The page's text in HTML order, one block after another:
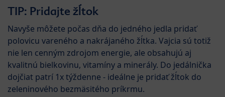
TIP: Pridajte žĺtok
Navyše môžete počas dňa do jedného jedla pridať
polovicu vareného a nakrájaného žĺtka. Vajcia sú totiž
nie len cenným zdrojom energie, ale obsahujú aj
kvalitnú bielkovinu, vitamíny a minerály. Do jedálnička
dojčiat patrí 1x týždenne - ideálne je pridať žĺtok do
zeleninového bezmäsitého príkrmu.